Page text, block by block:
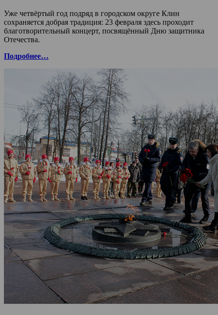
Уже четвёртый год подряд в городском округе Клин
сохраняется добрая традиция: 23 февраля здесь проходит
благотворительный концерт, посвящённый Дню защитника
Отечества.
Подробнее…